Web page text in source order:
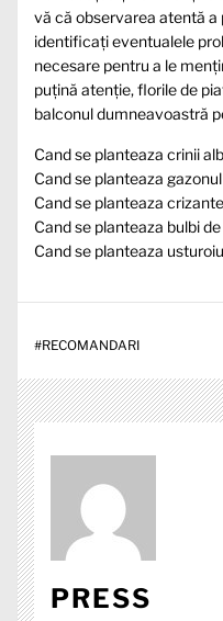
vă că observarea atentă a
identificați eventualele
necesare pentru a le
puțină atenție, florile de
balconul dumneavoastră
Cand se planteaza crinii
Cand se planteaza
Cand se planteaza
Cand se planteaza bulbi
Cand se planteaza
#RECOMANDARI
PRESS